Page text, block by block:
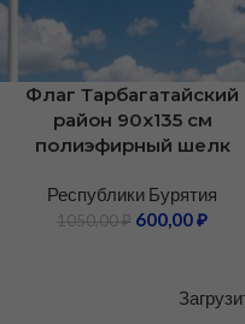
Флаг Тарбагатайский
район 90х135 см
полиэфирный шелк
Республики Бурятия
1050,00₽ 600,00₽